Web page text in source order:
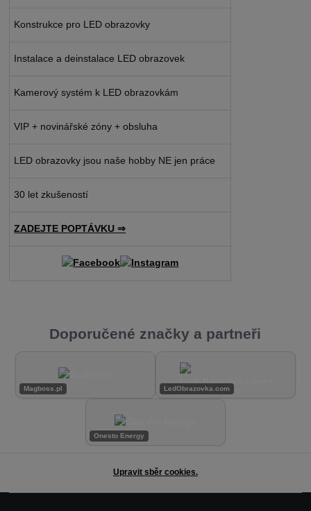
Konstrukce pro LED obrazovky
Instalace a deinstalace LED obrazovek
Kamerový systém k LED obrazovkám
VIP + novinářské zóny + obsluha
LED obrazovky jsou naše hobby NE jen práce
30 let zkušeností
ZADEJTE POPTÁVKU ⇒
Doporučené značky a partneři
Magboss.pl LedObrazovka.com
Onesto Energy
Upravit sběr cookies.